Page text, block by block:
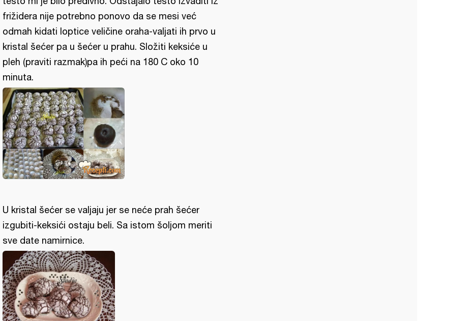
frižidera nije potrebno ponovo da se mesi već
odmah kidati loptice veličine oraha-valjati ih prvo u
kristal šećer pa u šećer u prahu. Složiti keksiće u
pleh (praviti razmak)pa ih peći na 180 C oko 10
minuta.
U kristal šećer se valjaju jer se neće prah šećer
izgubiti-keksići ostaju beli. Sa istom šoljom meriti
sve date namirnice.